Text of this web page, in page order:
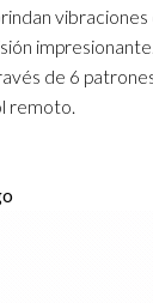
de 6
remoto.